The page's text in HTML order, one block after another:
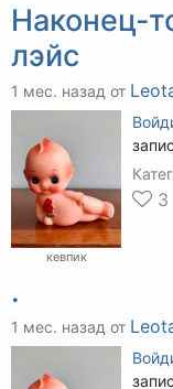
Наконец-
лэйс
1 мес. назад от
кевпик
3
.
1 мес. назад от